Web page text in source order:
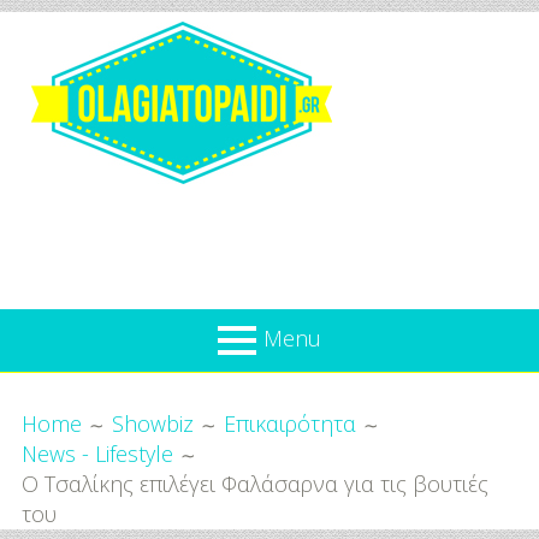
content
Menu
Για
το
Παιδί
Επικαιρότητα
Προσφορές
Home Showbiz
Επικαιρότητα
News - Lifestyle
Ο Τσαλίκης επιλέγει Φαλάσαρνα για τις βουτιές
του